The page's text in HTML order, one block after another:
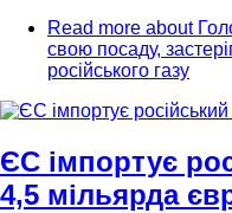
Read more about
свою посаду,
російського газу
ЄС імпортує
4,5 мільярда